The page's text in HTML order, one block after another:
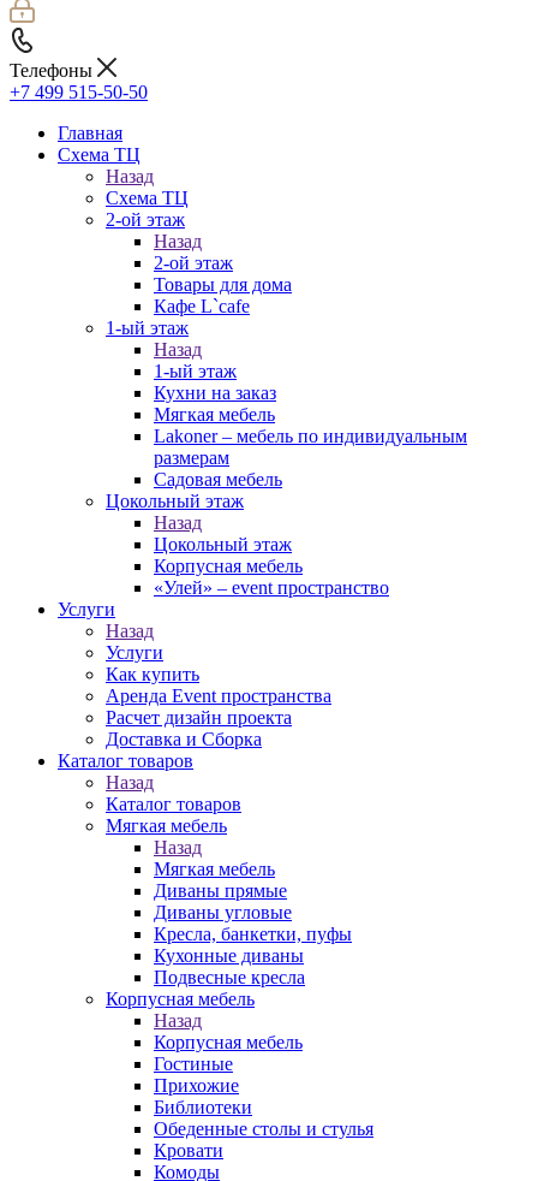
Телефоны
+7 499 515-50-50
Главная
Схема ТЦ
Назад
Схема ТЦ
2-ой этаж
Назад
2-ой этаж
Товары для дома
Кафе L`cafe
1-ый этаж
Назад
1-ый этаж
Кухни на заказ
Мягкая мебель
Lakoner – мебель по индивидуальным
размерам
Садовая мебель
Цокольный этаж
Назад
Цокольный этаж
Корпусная мебель
«Улей» – event пространство
Услуги
Назад
Услуги
Как купить
Аренда Event пространства
Расчет дизайн проекта
Доставка и Сборка
Каталог товаров
Назад
Каталог товаров
Мягкая мебель
Назад
Мягкая мебель
Диваны прямые
Диваны угловые
Кресла, банкетки, пуфы
Кухонные диваны
Подвесные кресла
Корпусная мебель
Назад
Корпусная мебель
Гостиные
Прихожие
Библиотеки
Обеденные столы и стулья
Кровати
Комоды